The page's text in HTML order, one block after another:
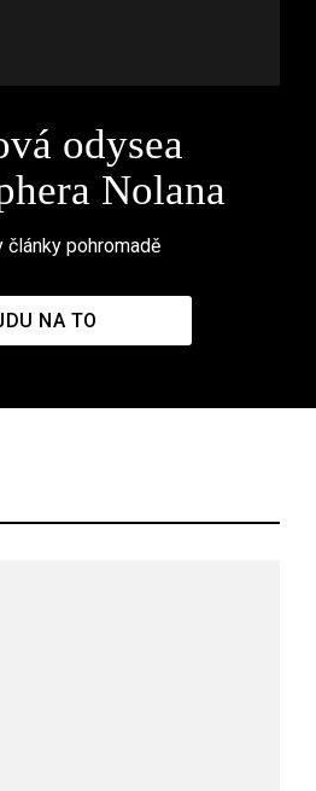
odysea
Nolana
články pohromadě
NA TO